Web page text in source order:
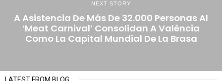
NEXT STORY
A Asistencia De Más De 32.000 Personas Al
‘Meat Carnival’ Consolidan A València
Como La Capital Mundial De La Brasa